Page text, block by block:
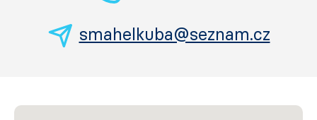
smahelkuba@seznam.cz